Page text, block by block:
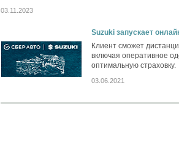
03.11.2023
Suzuki запускает
Клиент сможет
включая оперативное
оптимальную страховку.
03.06.2021